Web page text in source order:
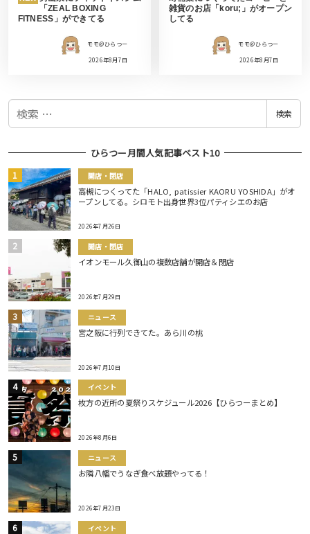
「ZEAL BOXING
FITNESS」ができてる
モモ＠ひらつー
2026年8月7日
雑貨のお店「koru;」がオープン
してる
モモ＠ひらつー
2026年8月7日
検
検索
ひらつー月間人気記事ベスト10
開店・閉店
高槻につくってた「HALO, patissier KAORU YOSHIDA」がオ
ープンしてる。シロモト出身世界3位パティシエのお店
2026年7月26日
開店・閉店
イオンモール久御山の複数店舗が開店＆閉店
2026年7月29日
ニュース
宮之阪に行列できてた。あら川の桃
2026年7月10日
イベント
枚方の近所の夏祭りスケジュール2026【ひらつーまとめ】
2026年8月6日
ニュース
お隣八幡でうなぎ食べ放題やってる！
2026年7月23日
イベント